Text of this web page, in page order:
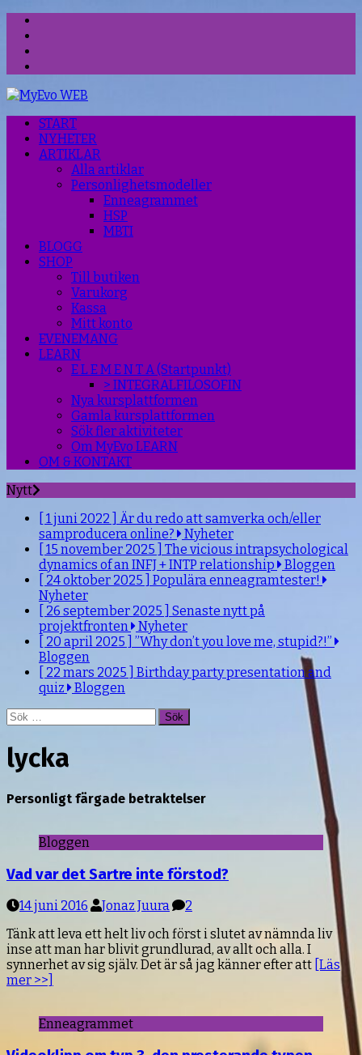
START
NYHETER
ARTIKLAR
Alla artiklar
Personlighetsmodeller
Enneagrammet
HSP
MBTI
BLOGG
SHOP
Till butiken
Varukorg
Kassa
Mitt konto
EVENEMANG
LEARN
E L E M E N T A (Startpunkt)
> INTEGRALFILOSOFIN
Nya kursplattformen
Gamla kursplattformen
Sök fler aktiviteter
Om MyEvo LEARN
OM & KONTAKT
Nytt
[ 1 juni 2022 ] Är du redo att samverka och/eller
samproducera online?
Nyheter
[ 15 november 2025 ] The vicious intrapsychological
dynamics of an INFJ + INTP relationship
Bloggen
[ 24 oktober 2025 ] Populära enneagramtester!
Nyheter
[ 26 september 2025 ] Senaste nytt på
projektfronten
Nyheter
[ 20 april 2025 ] ”Why don’t you love me, stupid?!”
Bloggen
[ 22 mars 2025 ] Birthday party presentation and
quiz
Bloggen
Sök
efter:
lycka
Personligt färgade betraktelser
Bloggen
Vad var det Sartre inte förstod?
14 juni 2016 Jonaz Juura
2
Tänk att leva ett helt liv och först i slutet av nämnda liv
inse att man har blivit grundlurad, av allt och alla. I
synnerhet av sig själv. Det är så jag känner efter att [Läs
mer >>]
Enneagrammet